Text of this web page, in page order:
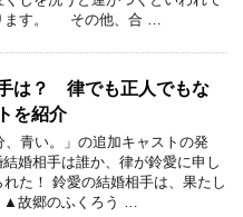
ます。 その他、合 …
は？ 律でも正人でもな
を紹介
、青い。」の追加キャストの発
婚相手は誰か、律が鈴愛に申し
た！ 鈴愛の結婚相手は、果たし
故郷のふくろう …